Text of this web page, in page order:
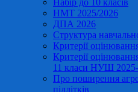
Набір до 10 класів
НМТ 2025/2026
ДПА 2026
Структура
Критерії
Критерії
11 класи НУШ 2025-
Про поширення
підлітків